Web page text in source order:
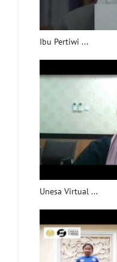
Ibu Pertiwi ...
Unesa Virtual ...